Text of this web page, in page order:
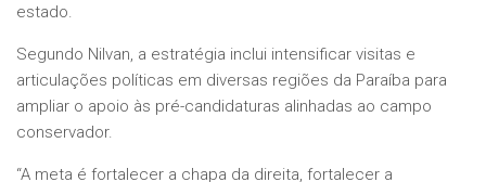
estado.
Segundo Nilvan, a estratégia inclui intensificar visitas e
articulações políticas em diversas regiões da Paraíba para
ampliar o apoio às pré-candidaturas alinhadas ao campo
conservador.
“A meta é fortalecer a chapa da direita, fortalecer a